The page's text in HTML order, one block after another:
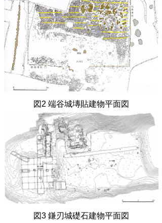
図 2 端谷城塼貼建物平面図
図3 鎌刃城礎石建物平面図